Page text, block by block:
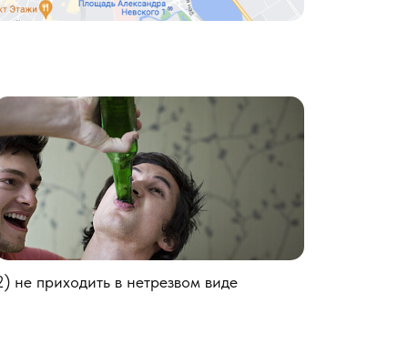
не приходить в нетрезвом виде